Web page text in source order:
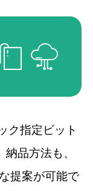
ク指定ビット
品方法も、
提案が可能で